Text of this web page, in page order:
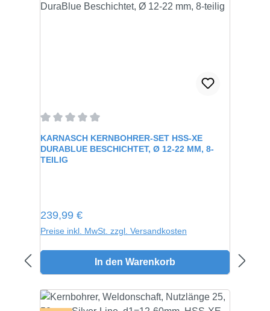
KARNASCH KERNBOHRER-SET HSS-XE
DURABLUE BESCHICHTET, Ø 12-22 MM, 8-
TEILIG
Regulärer Preis:
239,99 €
Preise inkl. MwSt. zzgl. Versandkosten
In den Warenkorb